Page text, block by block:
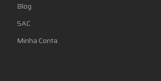
Blog
SAC
Minha Conta